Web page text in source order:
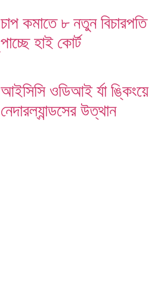
চাপ কমাতে ৮ নতুন বিচারপতি
পাচ্ছে হাই কোর্ট
আইসিসি ওডিআই র্যা ঙ্কিংয়ে
নেদারল্যান্ডসের উত্থান